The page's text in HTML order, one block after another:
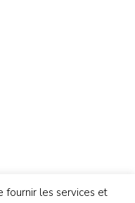
fournir les services et